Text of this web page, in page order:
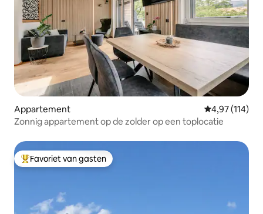
Appartement Gemiddelde
4,97 (114)
Zonnig appartement op de zolder op een toplocatie
Topfavoriet van gasten
Favoriet van gasten